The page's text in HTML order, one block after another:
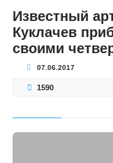
Известный
Куклачев
своими
07.06.2017
1590